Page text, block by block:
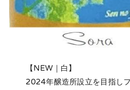
【NEW｜白】
2024年醸造所設立を目指し